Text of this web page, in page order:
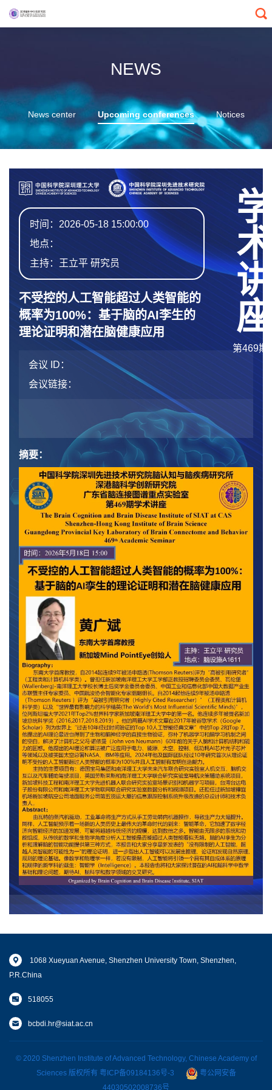
NEWS
News center Upcoming conferences Notices
学术讲座
第469期
时间：2026-05-18 15:00:00
地点：
主持：王立平 研究员
不受控的人工智能超过人类智能的
概率为100%：基于脑的AI李生的
理论证明和潜在脑健康应用
会议 ID：
会议链接：
摘要：
1068 Xueyuan Avenue, Shenzhen University Town, Shenzhen,
P.R.China
518055
bcbdi.hr@siat.ac.cn
© 2020 Shenzhen Institute of Advanced Technology, Chinese Academy of
Sciences 版权所有 粤ICP备09184136号-3
粤公网安备
44030502008736号